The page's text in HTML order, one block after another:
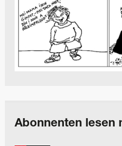
Abonnenten lesen